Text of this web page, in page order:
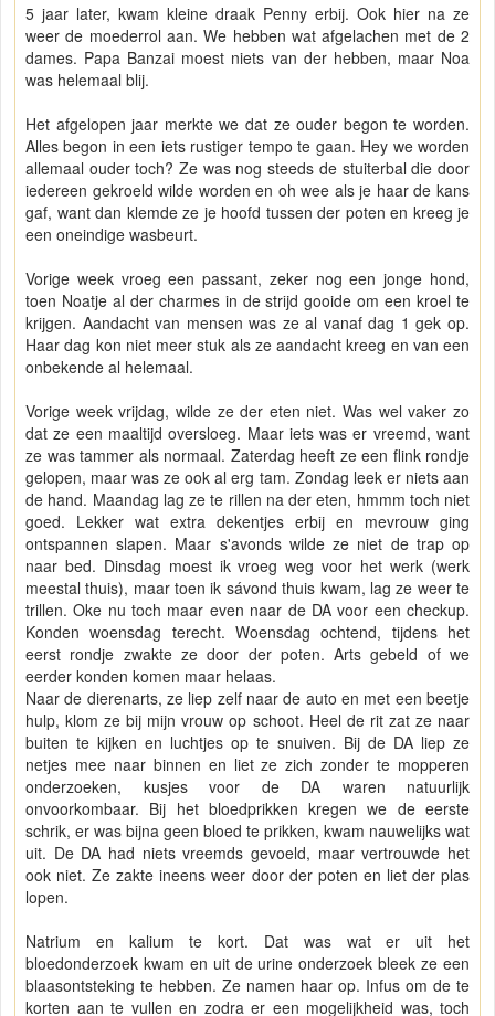
5 jaar later, kwam kleine draak Penny erbij. Ook hier na ze
weer de moederrol aan. We hebben wat afgelachen met de 2
dames. Papa Banzai moest niets van der hebben, maar Noa
was helemaal blij.
Het afgelopen jaar merkte we dat ze ouder begon te worden.
Alles begon in een iets rustiger tempo te gaan. Hey we worden
allemaal ouder toch? Ze was nog steeds de stuiterbal die door
iedereen gekroeld wilde worden en oh wee als je haar de kans
gaf, want dan klemde ze je hoofd tussen der poten en kreeg je
een oneindige wasbeurt.
Vorige week vroeg een passant, zeker nog een jonge hond,
toen Noatje al der charmes in de strijd gooide om een kroel te
krijgen. Aandacht van mensen was ze al vanaf dag 1 gek op.
Haar dag kon niet meer stuk als ze aandacht kreeg en van een
onbekende al helemaal.
Vorige week vrijdag, wilde ze der eten niet. Was wel vaker zo
dat ze een maaltijd oversloeg. Maar iets was er vreemd, want
ze was tammer als normaal. Zaterdag heeft ze een flink rondje
gelopen, maar was ze ook al erg tam. Zondag leek er niets aan
de hand. Maandag lag ze te rillen na der eten, hmmm toch niet
goed. Lekker wat extra dekentjes erbij en mevrouw ging
ontspannen slapen. Maar s'avonds wilde ze niet de trap op
naar bed. Dinsdag moest ik vroeg weg voor het werk (werk
meestal thuis), maar toen ik sávond thuis kwam, lag ze weer te
trillen. Oke nu toch maar even naar de DA voor een checkup.
Konden woensdag terecht. Woensdag ochtend, tijdens het
eerst rondje zwakte ze door der poten. Arts gebeld of we
eerder konden komen maar helaas.
Naar de dierenarts, ze liep zelf naar de auto en met een beetje
hulp, klom ze bij mijn vrouw op schoot. Heel de rit zat ze naar
buiten te kijken en luchtjes op te snuiven. Bij de DA liep ze
netjes mee naar binnen en liet ze zich zonder te mopperen
onderzoeken, kusjes voor de DA waren natuurlijk
onvoorkombaar. Bij het bloedprikken kregen we de eerste
schrik, er was bijna geen bloed te prikken, kwam nauwelijks wat
uit. De DA had niets vreemds gevoeld, maar vertrouwde het
ook niet. Ze zakte ineens weer door der poten en liet der plas
lopen.
Natrium en kalium te kort. Dat was wat er uit het
bloedonderzoek kwam en uit de urine onderzoek bleek ze een
blaasontsteking te hebben. Ze namen haar op. Infus om de te
korten aan te vullen en zodra er een mogelijkheid was, toch